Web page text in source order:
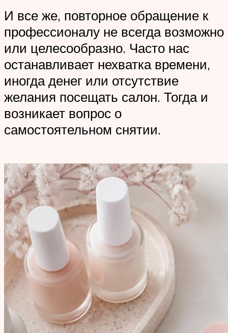
И все же, повторное обращение к
профессионалу не всегда возможно
или целесообразно. Часто нас
останавливает нехватка времени,
иногда денег или отсутствие
желания посещать салон. Тогда и
возникает вопрос о
самостоятельном снятии.